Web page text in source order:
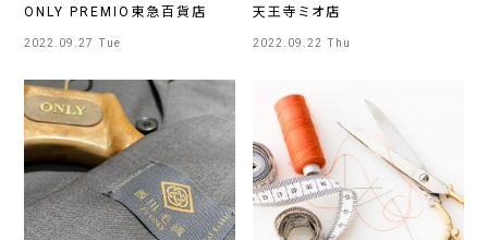
ONLY PREMIO東急百貨店
2022.09.27 Tue
天王寺ミオ店
2022.09.22 Thu